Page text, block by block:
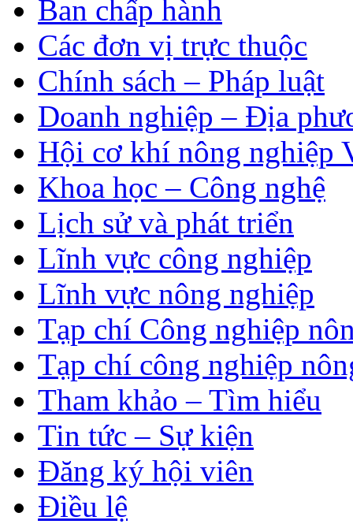
Ban chấp hành
Các đơn vị trực thuộc
Chính sách – Pháp luật
Doanh nghiệp – Địa
Hội cơ khí nông nghiệp
Khoa học – Công nghệ
Lịch sử và phát triển
Lĩnh vực công nghiệp
Lĩnh vực nông nghiệp
Tạp chí Công nghiệp
Tạp chí công nghiệp
Tham khảo – Tìm hiểu
Tin tức – Sự kiện
Đăng ký hội viên
Điều lệ